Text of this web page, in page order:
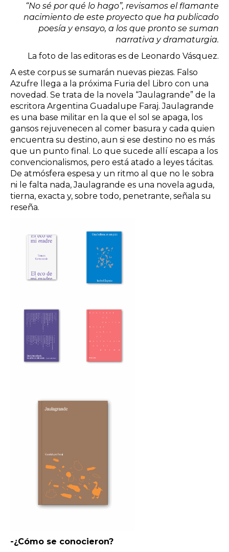
“No sé por qué lo hago”, revisamos el flamante
nacimiento de este proyecto que ha publicado
poesía y ensayo, a los que pronto se suman
narrativa y dramaturgia.
La foto de las editoras es de Leonardo Vásquez.
A este corpus se sumarán nuevas piezas. Falso
Azufre llega a la próxima Furia del Libro con una
novedad. Se trata de la novela “Jaulagrande” de la
escritora Argentina Guadalupe Faraj. Jaulagrande
es una base militar en la que el sol se apaga, los
gansos rejuvenecen al comer basura y cada quien
encuentra su destino, aun si ese destino no es más
que un punto final. Lo que sucede allí escapa a los
convencionalismos, pero está atado a leyes tácitas.
De atmósfera espesa y un ritmo al que no le sobra
ni le falta nada, Jaulagrande es una novela aguda,
tierna, exacta y, sobre todo, penetrante, señala su
reseña.
-¿Cómo se conocieron?